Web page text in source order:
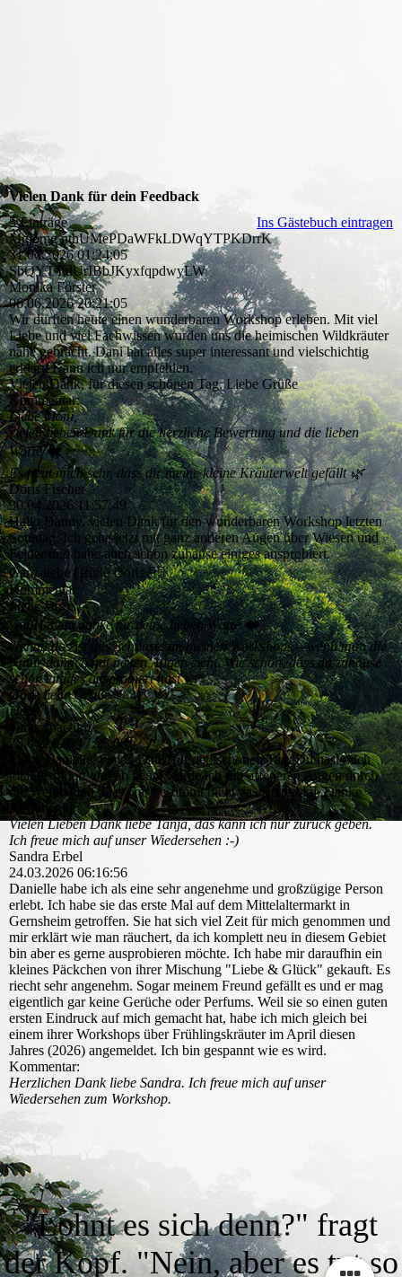
Vielen Dank für dein Feedback
5 Einträge
Ins Gästebuch eintragen
Mgiomg nthUMePDaWFkLDWqYTPKDrrK
31.07.2026 01:24:05
SbQYTYdUrIBbJKyxfqpdwyL­W
Monika Förster
06.06.2026 20:21:05
Wir durften heute einen wunderbaren Workshop erleben. Mit viel
Liebe und viel Fachwissen wurden uns die heimischen Wildkräuter
nahe gebracht. Dani hat alles super interessant und vielschichtig
erklärt. Kann ich nur empfehlen.
Vielen Dank, für diesen schönen Tag. Liebe Grüße
Kommentar:
Liebe Moni,
vielen lieben Dank für die herzliche Bewertung und die lieben
Worte ❤️
Es freut mich sehr, dass dir meine kleine Kräuterwelt gefällt 🌿
Doris Fischer
30.04.2026 11:57:49
Hallo Danny, vielen Dank für den wunderbaren Workshop letzten
Sonntag. Ich gehe jetzt mit ganz anderen Augen über Wiesen und
Felder und habe auch schon zuhause einiges ausprobiert.
Ganz liebe Grüße Doris 🧚‍♂️
Kommentar:
Liebe Doris,
von Herzen danke für deine lieben Worte ❤️
Genau das ist das Schönste an meinen Workshops – wenn man die
Natur danach mit neuen Augen sieht. Wie schön, dass du zuhause
schon einiges ausprobiert hast 🌿✨
Ganz liebe Grüße
Dani
Tanja Joachim
25.04.2026
17:23:00
Liebe Danielle, vielen Dank für den schönen Tag. Du hast mich
total inspiriert und ab heute werde ich mit offeneren Augen durch
die Welt laufen. Das war bestimmt nicht das letzte Mal. Danke
Kommentar:
Vielen Lieben Dank liebe Tanja, das kann ich nur zurück geben.
Ich freue mich auf unser Wiedersehen :-)
Sandra Erbel
24.03.2026 06:16:56
Danielle habe ich als eine sehr angenehme und großzügige Person
erlebt. Ich habe sie das erste Mal auf dem Mittelaltermarkt in
Gernsheim getroffen. Sie hat sich viel Zeit für mich genommen und
mir erklärt wie man räuchert, da ich komplett neu in diesem Gebiet
bin aber es gerne ausprobieren möchte. Ich habe mir daraufhin ein
kleines Päckchen von ihrer Mischung "Liebe & Glück" gekauft. Es
riecht sehr angenehm. Sogar meinem Freund gefällt es und er mag
eigentlich gar keine Gerüche oder Perfums. Weil sie so einen guten
ersten Eindruck auf mich gemacht hat, habe ich mich gleich bei
einem ihrer Workshops über Frühlingskräuter im April diesen
Jahres (2026) angemeldet. Ich bin gespannt wie es wird.
Kommentar:
Herzlichen Dank liebe Sandra. Ich freue mich auf unser
Wiedersehen zum Workshop.
"Lohnt es sich denn?" fragt
der Kopf. "Nein, aber es tut so